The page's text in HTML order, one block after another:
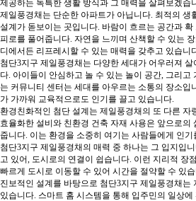
제공하는 독특한 생활 방식과 그 매력을 살펴보겠습
제일풍경채는 단순한 아파트가 아닙니다. 최적의 생
설계가 돋보이는 곳입니다. 바람이 흐르는 공간과
피로를 풀어줍니다. 자연을 느끼며 산책할 수 있는
디에서든 리프레시할 수 있는 매력을 갖추고 있습니
첨단3지구 제일풍경채는 다양한 세대가 어우러져
다. 아이들이 안심하고 놀 수 있는 놀이 공간, 그리고
는 커뮤니티 센터는 세대를 아우르는 소통의 장소입
가 가까워 교육적으로도 인기를 끌고 있습니다.
환경친화적인 첨단 설계는 제일풍경채의 또 다른 자
효율화한 설비와 친환경 건축 자재 사용은 앞으로의
줍니다. 이는 환경을 소중히 여기는 사람들에게 인기
첨단3지구 제일풍경채의 매력 중 하나는 그 입지입
고 있어, 도시로의 연결이 쉽습니다. 이런 지리적 장
빠르게 도시로 이동할 수 있어 시간을 절약할 수 있
진보적인 설계를 바탕으로 첨단3지구 제일풍경채 는
있습니다. 스마트 홈 시스템을 통해 입주민의 일상